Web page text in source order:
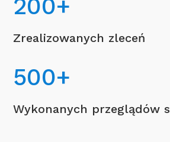
200+
Zrealizowanych zleceń
500+
Wykonanych przeglądów